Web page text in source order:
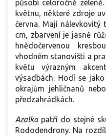
působí celoročně
květnu, některé zdroje
června. Mají
cm, zbarvení je jasně
hnědočervenou
vhodném stanovišti a
květu výrazným
výsadbách. Hodí se
okrajům jehličnanů
předzahrádkách.
Azalka patří do stejné
Rododendrony. Na